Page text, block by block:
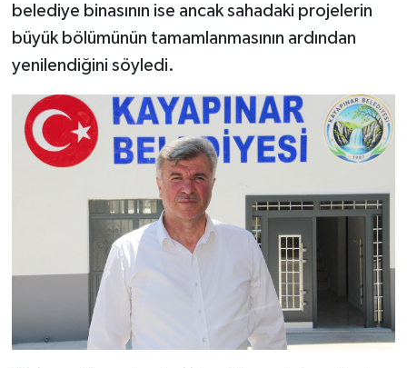
belediye binasının ise ancak sahadaki projelerin
büyük bölümünün tamamlanmasının ardından
yenilendiğini söyledi.